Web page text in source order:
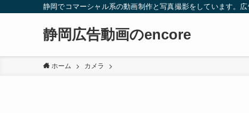
静岡でコマーシャル系の動画制作と写真撮影をしています。
静岡広告動画のencore
ホーム カメラ